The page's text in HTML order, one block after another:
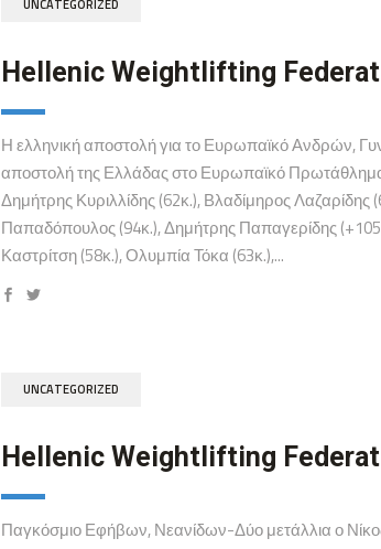
UNCATEGORIZED
Hellenic Weightlifting
Η ελληνική αποστολή για το Ευρωπαϊκό Ανδρών,
αποστολή της Ελλάδας στο Ευρωπαϊκό
Δημήτρης Κυριλλίδης (62κ.), Βλαδίμηρος
Παπαδόπουλος (94κ.), Δημήτρης Παπαγερίδης
Καστρίτση (58κ.), Ολυμπία Τόκα (63κ.),...
UNCATEGORIZED
Hellenic Weightlifting
Παγκόσμιο Εφήβων, Νεανίδων-Δύο μετάλλια ο